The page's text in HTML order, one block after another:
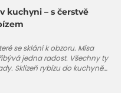
kuchyni – s čerstvě
se sklání k obzoru. Mísa
jedna radost. Všechny ty
Sklizeň rybízu do kuchyně
koláče s rybízem.